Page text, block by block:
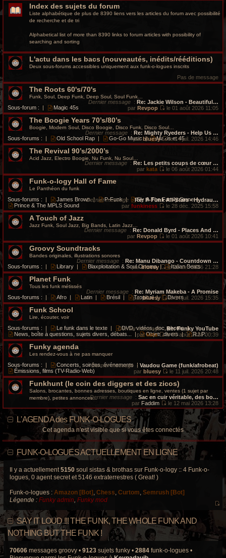
v
Index des sujets du forum
Liste alphabétique de plus de 8390 liens vers les articles du forum avec possibilité
de recherche et de tri
Alphabetical list of more than 8390 links to forum articles with possibility of
searching and sorting
L'actu dans les bacs (nouveautés, inédits/rééditions)
Deux sous-forums accessibles uniquement aux funk-o-logues inscrits
Pas de message
The Roots 60's/70's
Funk, Soul, Deep Funk, Deep Soul, Soul Funk…
Sous-forum : | Magic 45s
Dernier message : Re: Jackie Wilson - Beautiful…
par Revpop
V
r
l
e
r
n
i
e
s
s
e
le 01 août 2026 11:05
The Boogie Years 70’s/80’s
Boogie, Modern Soul, Disco Boogie, Disco Funk, Disco Soul…
Sous-forums : | Old School Rap | Go-Go Music | Maxis et 45
Dernier message : Re: Mighty Ryeders - Help Us …
parbluesy
V
r
l
e
n
i
e
e
s
s
e
le 14 juil. 2026 14:46
The Revival 90’s/2000’s
Acid Jazz, Electro Boogie, Nu Funk, Nu Soul…
Dernier message : Re: Les petits coups de cœur …
par kata
V
l
e
d
n
e
e
s
s
e
le 06 août 2026 01:44
Funk-o-logy Hall of Fame
Le Panthéon du funk
Sous-forums : | James Brown | P-Funk | Sly & The Family Stone |
Prince & The MPLS Sound
Dernier message :Re: P-Funk All-Stars - Hydrau…
par funkiness
V
r
e
r
n
i
m
e
s
e
le 28 déc. 2025 15:58
A Touch of Jazz
Jazz Funk, Soul Jazz, Big Bands, Latin Jazz…
Dernier message : Re: Donald Byrd - Places And …
par Revpop
V
r
l
e
r
n
i
e
s
s
le 01 août 2026 10:41
Groovy Soundtracks
Bandes originales, illustrations sonores
Sous-forums : | Library | Blaxploitation & Soul Cinema | Italian Beats
Dernier message : Re: Manu Dibango - Countdown …
parbluesy
V
r
l
e
n
i
e
s
a
e
le 21 avr. 2026 21:28
Planet Funk
Tous les funk métissés
Sous-forums : | Afro | Latin | Brésil | Tropical | Divers
Dernier message : Re: Myriam Makeba - A Promise
parbluesy
V
l
e
d
i
e
r
m
e
s
s
a
g
e
le 14 juil. 2026 15:35
Funk School
Lire, écouter, voir
Sous-forums : | Le funk dans le texte | DVD, vidéos, doc, photos |
News, boîte à questions, sujets divers, débats...
| Objets divers | R.I.P.
Dernier message:Re: Funky YouTube
parkata
V
l
e
d
e
r
n
i
e
m
e
s
s
a
g
e
le 06 août 2026 00:39
Funky agenda
Les rendez-vous à ne pas manquer
Sous-forums : | Concerts, soirées, événements |
Émissions, films (TV-Radio-Web)
Dernier message : Vaudou Game (funk/afrobeat)
par bluesy
V
o
r
l
e
e
r
n
i
e
r
m
e
s
s
e
le 11 juil. 2026 20:48
Funkhunt (le coin des diggers et des zicos)
Salons, brocantes, bonnes adresses, boutiques en ligne, ventes (1 sujet par
membre), petites annonces...Dernier message : Sac en cuir véritable, des bo…
par Faddim
V
o
i
r
e
d
e
r
i
e
a
g
e
le 12 mai 2026 13:28
L'AGENDA des FUNK-O-LOGUES
Cet agenda n'est visible que si vous êtes connectés
FUNK-O-LOGUES ACTUELLEMENT EN LIGNE
Il y a actuellement 5150 soul sistas & brothas sur Funk-o-logy :: 4 Funk-o-
logues, 0 agent secret et 5146 extraterrestres ( Great! )
Funk-o-logues : Amazon [Bot] Chess Curtom Semrush [Bot]
Légende : Funky admin Funky mod
e
d
SAY IT LOUD !!! THE FUNK, THE WHOLE FUNK AND
NOTHING BUT THE FUNK !
70606 messages groovy • 9123 sujets funky • 2884 funk-o-logues •